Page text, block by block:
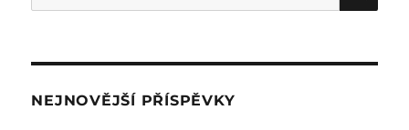
for:
NEJNOVĚJŠÍ PŘÍSPĚVKY